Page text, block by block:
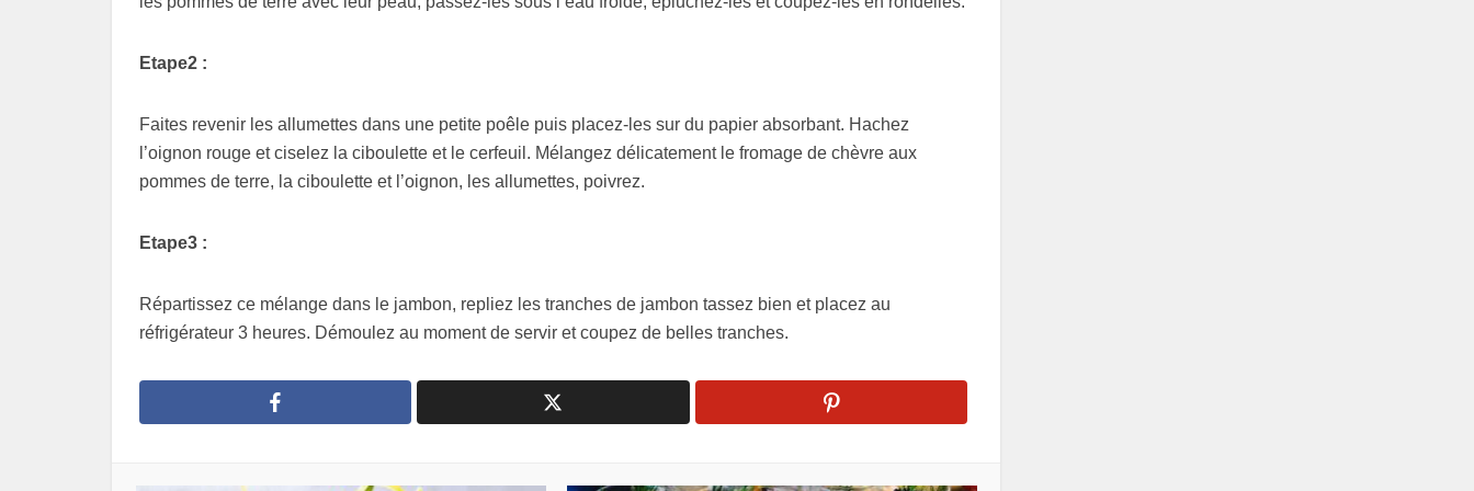
Etape2 :
Faites revenir les allumettes dans une petite poêle puis placez-les sur du papier absorbant. Hachez
l’oignon rouge et ciselez la ciboulette et le cerfeuil. Mélangez délicatement le fromage de chèvre aux
pommes de terre, la ciboulette et l’oignon, les allumettes, poivrez.
Etape3 :
Répartissez ce mélange dans le jambon, repliez les tranches de jambon tassez bien et placez au
réfrigérateur 3 heures. Démoulez au moment de servir et coupez de belles tranches.